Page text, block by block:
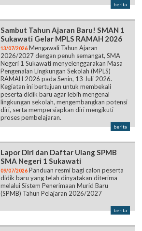
berita
Sambut Tahun Ajaran Baru! SMAN 1
Sukawati Gelar MPLS RAMAH 2026
13/07/2026 Mengawali Tahun Ajaran
2026/2027 dengan penuh semangat, SMA
Negeri 1 Sukawati menyelenggarakan Masa
Pengenalan Lingkungan Sekolah (MPLS)
RAMAH 2026 pada Senin, 13 Juli 2026.
Kegiatan ini bertujuan untuk membekali
peserta didik baru agar lebih mengenal
lingkungan sekolah, mengembangkan potensi
diri, serta mempersiapkan diri mengikuti
proses pembelajaran.
berita
Lapor Diri dan Daftar Ulang SPMB
SMA Negeri 1 Sukawati
09/07/2026 Panduan resmi bagi calon peserta
didik baru yang telah dinyatakan diterima
melalui Sistem Penerimaan Murid Baru
(SPMB) Tahun Pelajaran 2026/2027
berita